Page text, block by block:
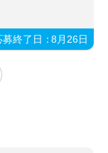
募終了日：8月26日